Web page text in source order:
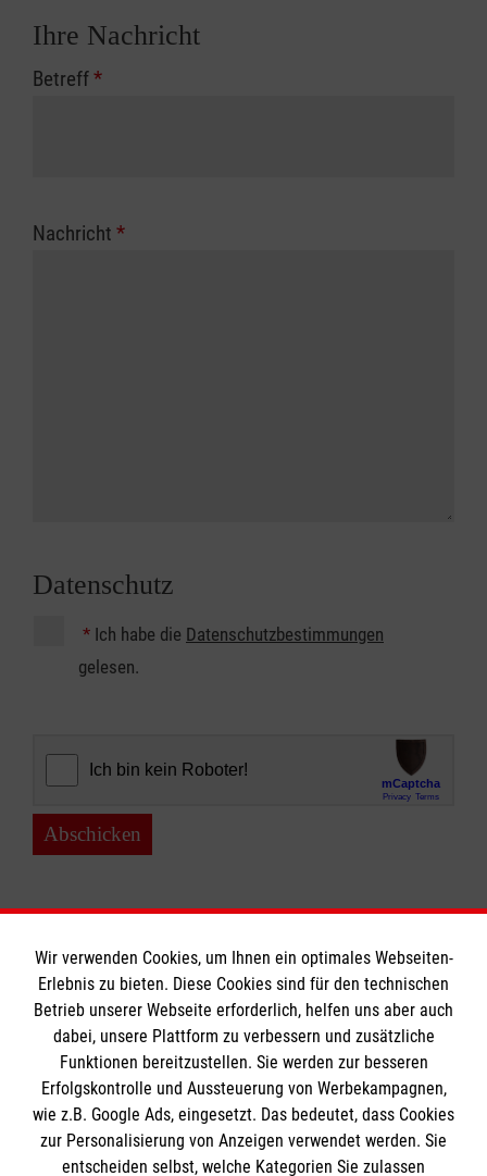
Ihre Nachricht
Betreff*
Nachricht *
Datenschutz
* Ich habe die Datenschutzbestimmungen
gelesen.
Abschicken
Informationen
Impressum
Datenschutz
Kontakt
Die Malteser
Wir verwenden Cookies, um Ihnen ein optimales Webseiten-
Erlebnis zu bieten. Diese Cookies sind für den technischen
Betrieb unserer Webseite erforderlich, helfen uns aber auch
dabei, unsere Plattform zu verbessern und zusätzliche
Funktionen bereitzustellen. Sie werden zur besseren
Erfolgskontrolle und Aussteuerung von Werbekampagnen,
wie z.B. Google Ads, eingesetzt. Das bedeutet, dass Cookies
zur Personalisierung von Anzeigen verwendet werden. Sie
entscheiden selbst, welche Kategorien Sie zulassen